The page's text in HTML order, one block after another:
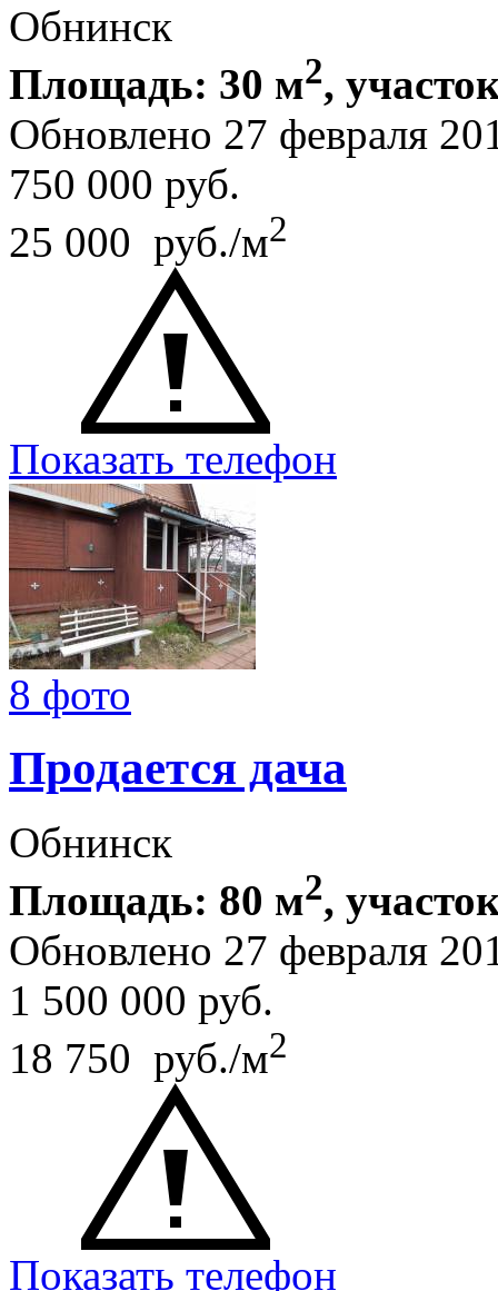
Обнинск
Площадь: 30 м2,
Обновлено 27 февраля
750 000 руб.
25 000 руб./м2
Показать телефон
8 фото
Продается дача
Обнинск
Площадь: 80 м2,
Обновлено 27 февраля
1 500 000 руб.
18 750 руб./м2
Показать телефон